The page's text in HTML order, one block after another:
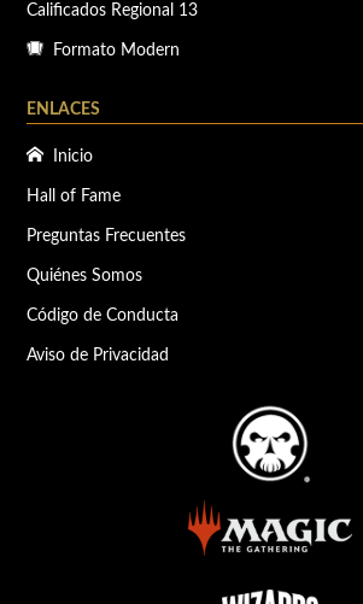
ENLACES
Inicio
Hall of Fame
Preguntas Frecuentes
Quiénes Somos
Código de Conducta
Aviso de Privacidad
Calificados Regional 13
Formato Modern